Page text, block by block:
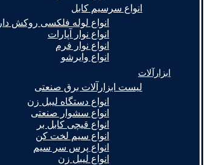
انواع سرسیم کابل
انواع لوله فلکسی روکش دار
انواع نوار آپارات
انواع نوار فرم
انواع وایرشو
ابزارآلات
لیست ابزارآلات برق صنعتی
انواع دستگاه لیبل زن
انواع سشوار صنعتی
انواع قیچی کابل بر
انواع سیم لخت کن
انواع پرس سر سیم
انواع لیبل زن